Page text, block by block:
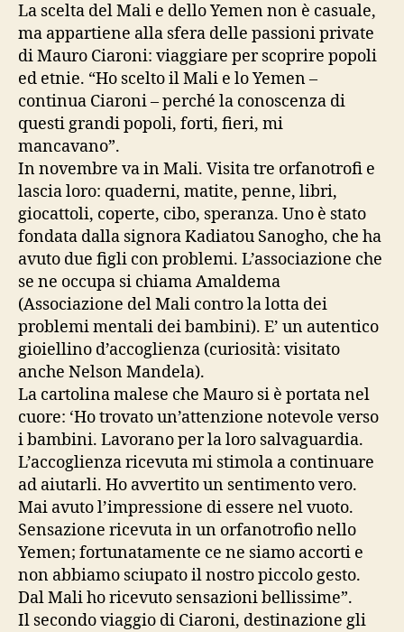
La scelta del Mali e dello Yemen non è casuale,
ma appartiene alla sfera delle passioni private
di Mauro Ciaroni: viaggiare per scoprire popoli
ed etnie. “Ho scelto il Mali e lo Yemen –
continua Ciaroni – perché la conoscenza di
questi grandi popoli, forti, fieri, mi
mancavano”.
In novembre va in Mali. Visita tre orfanotrofi e
lascia loro: quaderni, matite, penne, libri,
giocattoli, coperte, cibo, speranza. Uno è stato
fondata dalla signora Kadiatou Sanogho, che ha
avuto due figli con problemi. L’associazione che
se ne occupa si chiama Amaldema
(Associazione del Mali contro la lotta dei
problemi mentali dei bambini). E’ un autentico
gioiellino d’accoglienza (curiosità: visitato
anche Nelson Mandela).
La cartolina malese che Mauro si è portata nel
cuore: ‘Ho trovato un’attenzione notevole verso
i bambini. Lavorano per la loro salvaguardia.
L’accoglienza ricevuta mi stimola a continuare
ad aiutarli. Ho avvertito un sentimento vero.
Mai avuto l’impressione di essere nel vuoto.
Sensazione ricevuta in un orfanotrofio nello
Yemen; fortunatamente ce ne siamo accorti e
non abbiamo sciupato il nostro piccolo gesto.
Dal Mali ho ricevuto sensazioni bellissime”.
Il secondo viaggio di Ciaroni, destinazione gli